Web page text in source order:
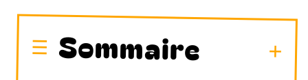
Sommaire